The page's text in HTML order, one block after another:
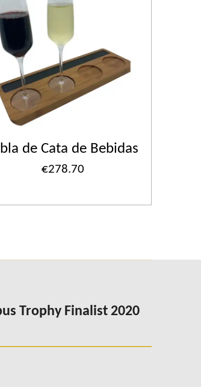
de Cata de Bebidas
€278.70
Trophy Finalist 2020